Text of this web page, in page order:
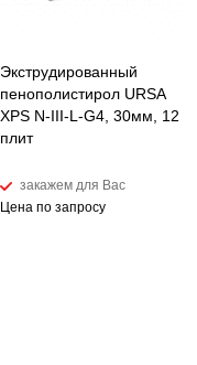
Экструдированный
пенополистирол URSA
XPS N-III-L-G4, 30мм, 12
плит
закажем для Вас
Цена по запросу